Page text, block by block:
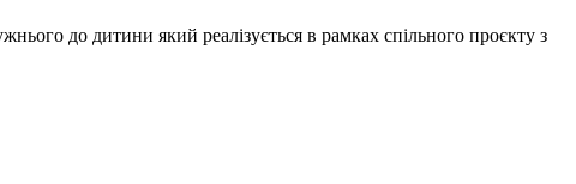
до дитини який реалізується в рамках спільного проєкту з